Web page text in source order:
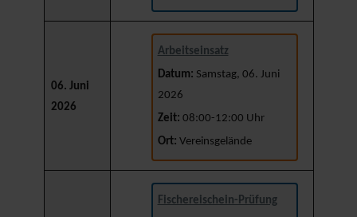
06. Juni
2026
Arbeitseinsatz
Datum: Samstag, 06. Juni
2026
Zeit: 08:00-12:00 Uhr
Ort: Vereinsgelände
Fischereischein-Prüfung